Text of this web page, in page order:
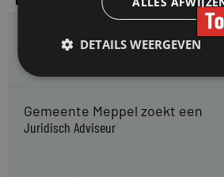
HMP zoekt een
Jurist Arbeidsrecht
Gemeente Meppel zoekt een
Juridisch Adviseur
DETAILS WEERGEVEN